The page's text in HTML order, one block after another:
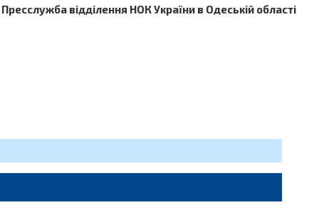
Пресслужба відділення НОК України в Одеській області